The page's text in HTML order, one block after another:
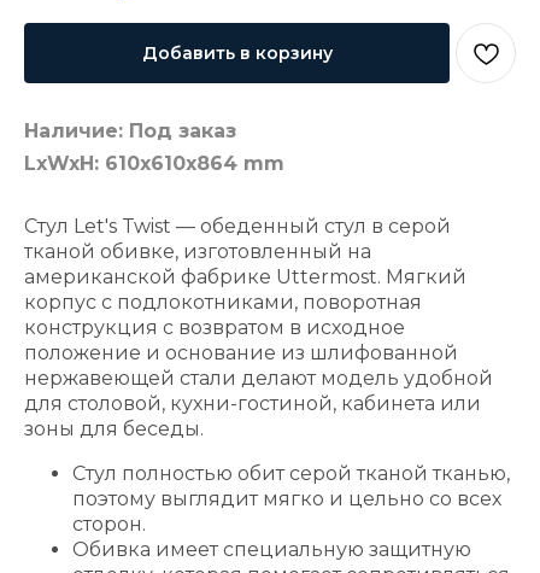
Добавить в корзину
Наличие: Под заказ
LxWxH: 610x610x864 mm
Стул Let's Twist — обеденный стул в серой
тканой обивке, изготовленный на
американской фабрике Uttermost. Мягкий
корпус с подлокотниками, поворотная
конструкция с возвратом в исходное
положение и основание из шлифованной
нержавеющей стали делают модель удобной
для столовой, кухни-гостиной, кабинета или
зоны для беседы.
Стул полностью обит серой тканой тканью,
поэтому выглядит мягко и цельно со всех
сторон.
Обивка имеет специальную защитную